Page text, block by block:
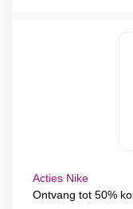
Acties Nike
Ontvang tot 50%